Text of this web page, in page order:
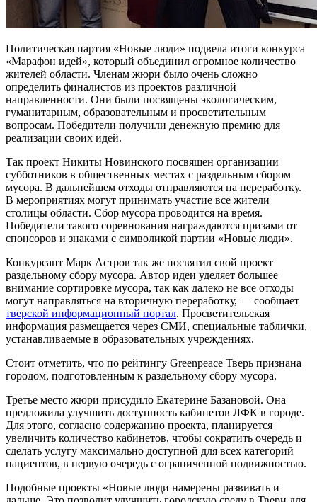
Политическая партия «Новые люди» подвела итоги конкурса
«Марафон идей», который объединил огромное количество
жителей области. Членам жюри было очень сложно
определить финалистов из проектов различной
направленности. Они были посвящены экологическим,
гуманитарным, образовательным и просветительным
вопросам. Победители получили денежную премию для
реализации своих идей.
Так проект Никиты Новинского посвящен организации
субботников в общественных местах с раздельным сбором
мусора. В дальнейшем отходы отправляются на переработку.
В мероприятиях могут принимать участие все жители
столицы области. Сбор мусора проводится на время.
Победители такого соревнования награждаются призами от
спонсоров и знаками с символикой партии «Новые люди».
Конкурсант Марк Астров так же посвятил свой проект
раздельному сбору мусора. Автор идеи уделяет большее
внимание сортировке мусора, так как далеко не все отходы
могут направляться на вторичную переработку, — сообщает
тверской информационный портал. Просветительская
информация размещается через СМИ, специальные таблички,
устанавливаемые в образовательных учреждениях.
Стоит отметить, что по рейтингу Greenpeace Тверь признана
городом, подготовленным к раздельному сбору мусора.
Третье место жюри присудило Екатерине Базановой. Она
предложила улучшить доступность кабинетов ЛФК в городе.
Для этого, согласно содержанию проекта, планируется
увеличить количество кабинетов, чтобы сократить очередь и
сделать услугу максимально доступной для всех категорий
пациентов, в первую очередь с ограниченной подвижностью.
Подобные проекты «Новые люди намерены развивать и